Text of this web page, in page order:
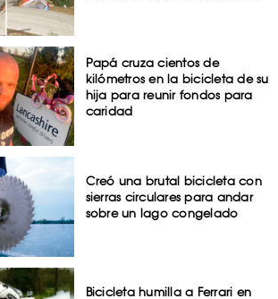
Papá cruza cientos de
kilómetros en la bicicleta de su
hija para reunir fondos para
caridad
Creó una brutal bicicleta con
sierras circulares para andar
sobre un lago congelado
Bicicleta humilla a Ferrari en